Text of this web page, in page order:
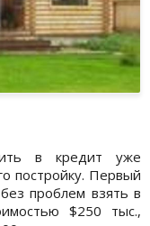
в кредит уже
постройку. Первый
проблем взять в
$250 тыс.,